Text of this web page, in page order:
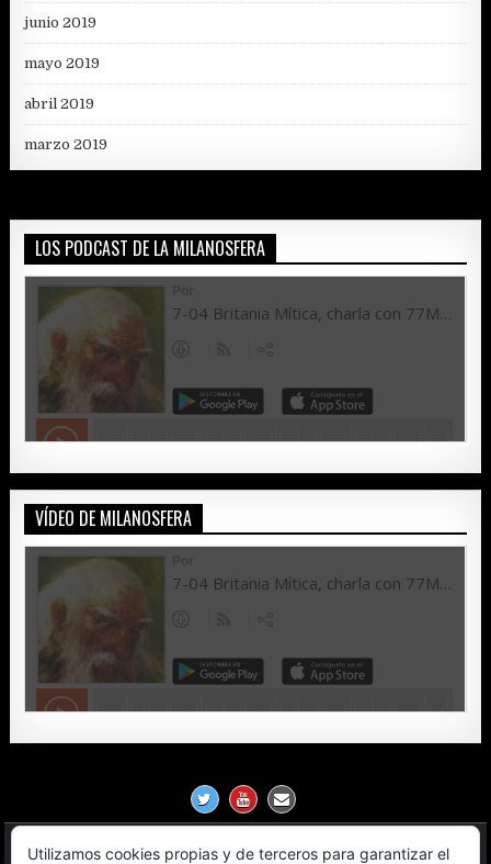
junio 2019
mayo 2019
abril 2019
marzo 2019
LOS PODCAST DE LA MILANOSFERA
VÍDEO DE MILANOSFERA
Política de Privacidad
Utilizamos cookies propias y de terceros para garantizar el